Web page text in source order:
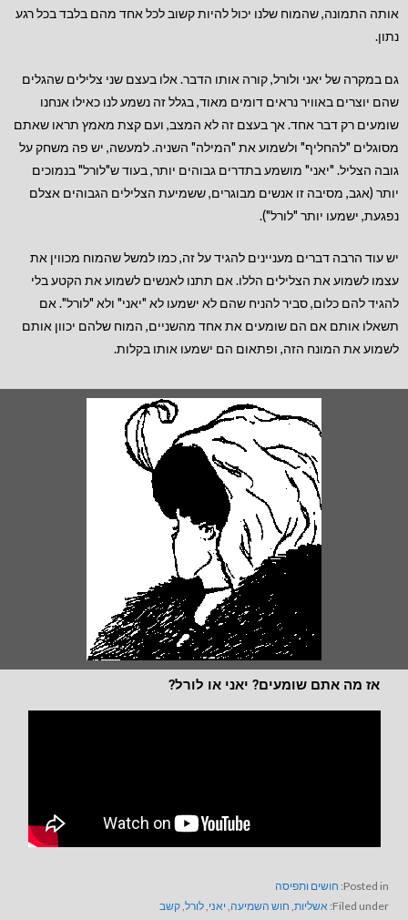
אותה התמונה, שהמוח שלנו יכול להיות קשוב לכל אחד מהם בלבד בכל רגע
נתון.
גם במקרה של יאני ולורל, קורה אותו הדבר. אלו בעצם שני צלילים שהגלים
שהם יוצרים באוויר נראים דומים מאוד, בגלל זה נשמע לנו כאילו אנחנו
שומעים רק דבר אחד. אך בעצם זה לא המצב, ועם קצת מאמץ תראו שאתם
מסוגלים "להחליף" ולשמוע את "המילה" השניה. למעשה, יש פה משחק על
גובה הצליל. "יאני" מושמע בתדרים גבוהים יותר, בעוד ש"לורל" בנמוכים
יותר (אגב, מסיבה זו אנשים מבוגרים, ששמיעת הצלילים הגבוהים אצלם
נפגעת, ישמעו יותר "לורל").
יש עוד הרבה דברים מעניינים להגיד על זה, כמו למשל שהמוח מכווין את
עצמו לשמוע את הצלילים הללו. אם תתנו לאנשים לשמוע את הקטע בלי
להגיד להם כלום, סביר להניח שהם לא ישמעו לא "יאני" ולא "לורל". אם
תשאלו אותם אם הם שומעים את אחד מהשניים, המוח שלהם יכוון אותם
לשמוע את המונח הזה, ופתאום הם ישמעו אותו בקלות.
אז מה אתם שומעים? יאני או לורל?
Posted in: חושים ותפיסה
Filed under: אשליות, חוש השמיעה יאני לורל, קשב